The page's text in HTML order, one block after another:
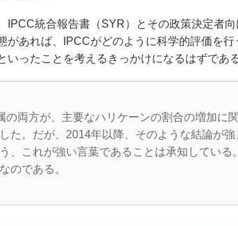
統合報告書（SYR）とその政策決定者
があれば、IPCCがどのように科学的評価を
ったことを考えるきっかけになるはずである
両方が、主要なハリケーンの割合の増加に
た。だが、2014年以降、そのような結論が
、これが強い言葉であることは承知してい
のである。